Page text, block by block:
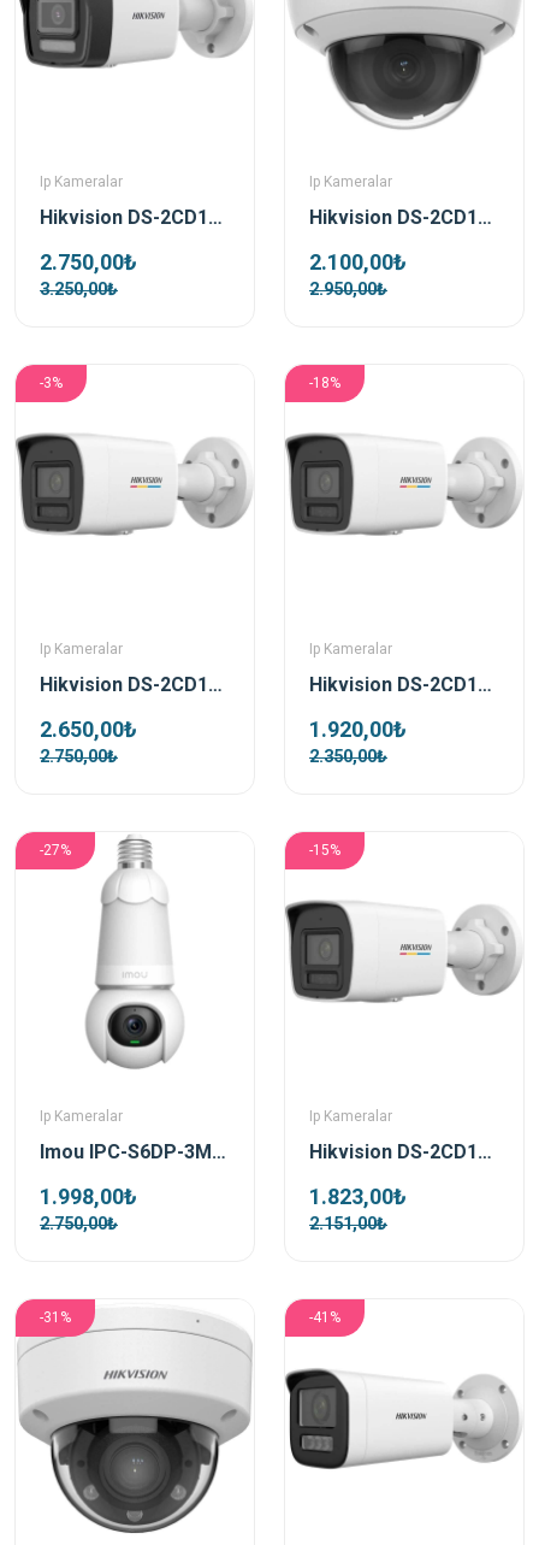
Ip Kameralar
Hikvision DS-2CD1063G2-LIUF Bullet 6 MP 2.8Mm Smart Hybrid Light Gece Görüşlü IP Güvenlik Kamerası
2.750,00₺
3.250,00₺
Ip Kameralar
Hikvision DS-2CD1143G0-IUF 4 MP 2.8mm PoE IP Dome Güvenlik Kamerası
2.100,00₺
2.950,00₺
-3%
Ip Kameralar
Hikvision DS-2CD1047G2H-LIUF Bullet 4 MP 2.8 mm Lens Colorvu Smart Light IP Güvenlik Kamerası
2.650,00₺
2.750,00₺
-18%
Ip Kameralar
Hikvision DS-2CD1027G2H-LIUF Bullet 2 MP 2.8 mm Lens Colorvu Smart Light IP Güvenlik Kamerası
1.920,00₺
2.350,00₺
-27%
Ip Kameralar
Imou IPC-S6DP-3M0WEB 3 MP Ampul Bulb Cam WiFi Güvenlik Kamerası
1.998,00₺
2.750,00₺
-15%
Ip Kameralar
Hikvision DS-2CD1027G2H-LIUF Bullet 2 MP 4mm Lens Colorvu Smart Light IP Güvenlik Kamerası
1.823,00₺
2.151,00₺
-31% -41%